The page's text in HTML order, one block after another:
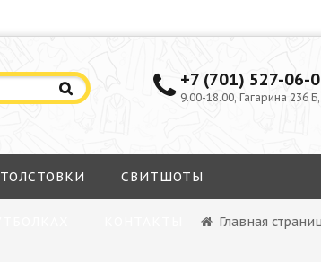
+7 (701) 527-06-
9.00-18.00, Гагарина 236
ТОЛСТОВКИ СВИТШОТЫ
Главная